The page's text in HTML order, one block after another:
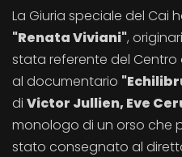
La Giuria speciale del Cai
"Renata Viviani",
stata referente del
al documentario
di Victor Jullien, Eve
monologo di un orso che
stato consegnato al